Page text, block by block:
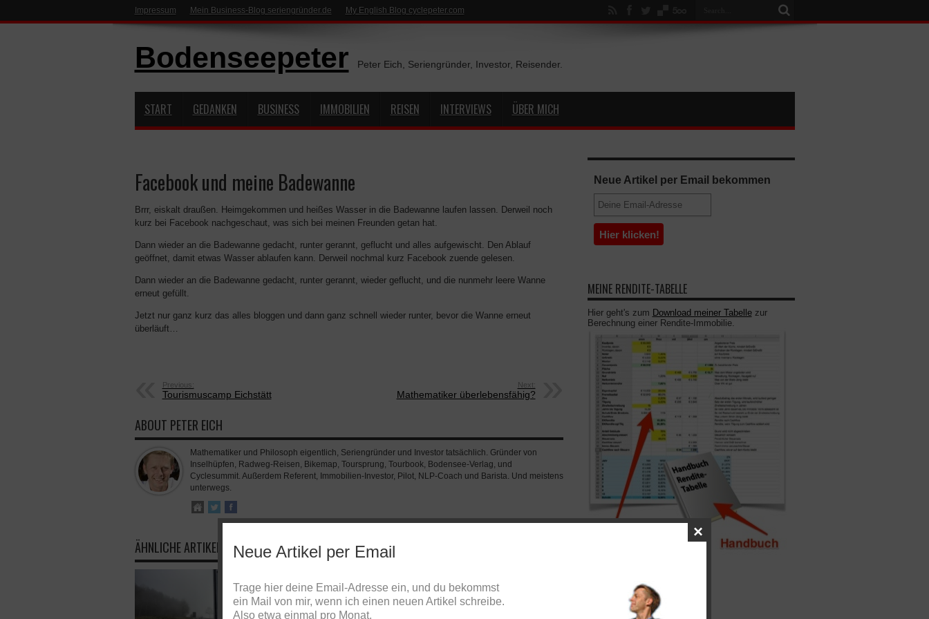
Impressum Mein Business-Blog seriengründer.de My English Blog cyclepeter.com
Bodenseepeter Peter Eich, Seriengründer, Investor, Reisender.
START GEDANKEN BUSINESS IMMOBILIEN REISEN INTERVIEWS ÜBER MICH
Facebook und meine Badewanne
Brrr, eiskalt draußen. Heimgekommen und heißes Wasser in die Badewanne laufen lassen. Derweil noch
kurz bei Facebook nachgeschaut, was sich bei meinen Freunden getan hat.
Dann wieder an die Badewanne gedacht, runter gerannt, geflucht und alles aufgewischt. Den Ablauf
geöffnet, damit etwas Wasser ablaufen kann. Derweil nochmal kurz Facebook zuende gelesen.
Dann wieder an die Badewanne gedacht, runter gerannt, wieder geflucht, und die nunmehr leere Wanne
erneut gefüllt.
Jetzt nur ganz kurz das alles bloggen und dann ganz schnell wieder runter, bevor die Wanne erneut
überläuft…
Previous:
Tourismuscamp Eichstätt
Next:
Mathematiker überlebensfähig?
ABOUT PETER EICH
Mathematiker und Philosoph eigentlich, Seriengründer und Investor tatsächlich. Gründer von
Inselhüpfen, Radweg-Reisen, Bikemap, Toursprung, Tourbook, Bodensee-Verlag, und
Cyclesummit. Außerdem Referent, Immobilien-Investor, Pilot, NLP-Coach und Barista. Und meistens
unterwegs.
ÄHNLICHE ARTIKEL
Neue Artikel per Email bekommen
MEINE RENDITE-TABELLE
Hier geht's zum Download meiner Tabellezur
Berechnung einer Rendite-Immobilie.
×
Neue Artikel per Email
Trage hier deine Email-Adresse ein, und du bekommst
ein Mail von mir, wenn ich einen neuen Artikel schreibe.
Also etwa einmal pro Monat.